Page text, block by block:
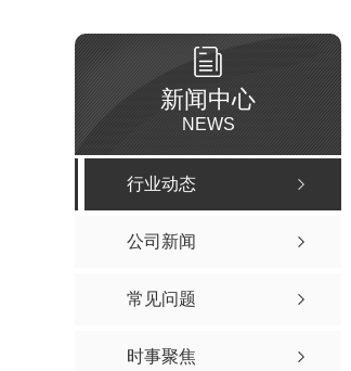
新闻中心
NEWS
行业动态
公司新闻
常见问题
时事聚焦